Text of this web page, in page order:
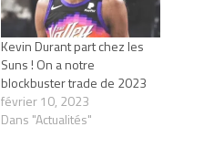
Kevin Durant part chez les
Suns ! On a notre
blockbuster trade de 2023
février 10, 2023
Dans "Actualités"